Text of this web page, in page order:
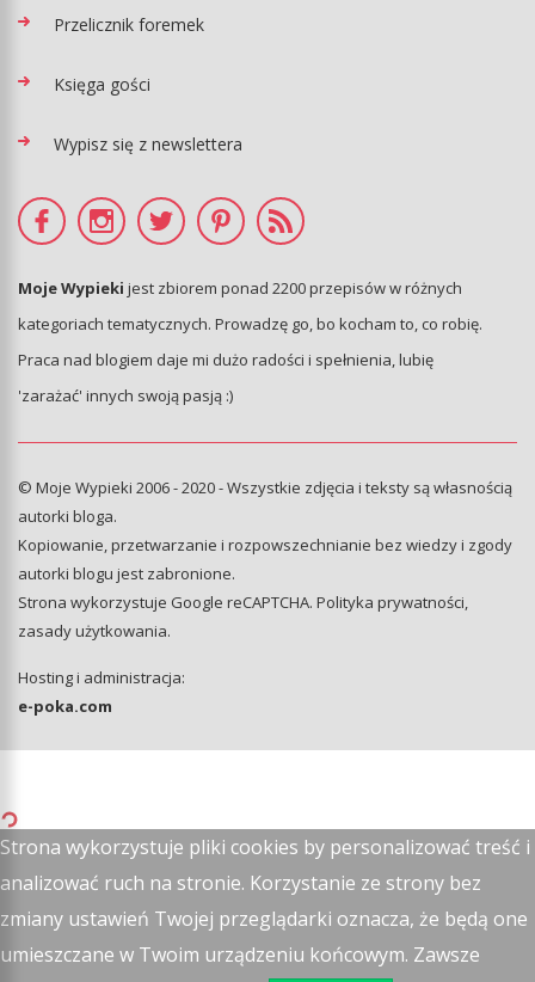
Przelicznik foremek
Księga gości
Wypisz się z newslettera
Moje Wypieki jest zbiorem ponad 2200 przepisów w różnych
kategoriach tematycznych. Prowadzę go, bo kocham to, co robię.
Praca nad blogiem daje mi dużo radości i spełnienia, lubię
'zarażać' innych swoją pasją :)
© Moje Wypieki 2006 - 2020 - Wszystkie zdjęcia i teksty są własnością
autorki bloga.
Kopiowanie, przetwarzanie i rozpowszechnianie bez wiedzy i zgody
autorki blogu jest zabronione.
Strona wykorzystuje Google reCAPTCHA. Polityka prywatności,
zasady użytkowania.
Hosting i administracja:
e-poka.com
Strona wykorzystuje pliki cookies by personalizować treść i
analizować ruch na stronie. Korzystanie ze strony bez
zmiany ustawień Twojej przeglądarki oznacza, że będą one
umieszczane w Twoim urządzeniu końcowym. Zawsze